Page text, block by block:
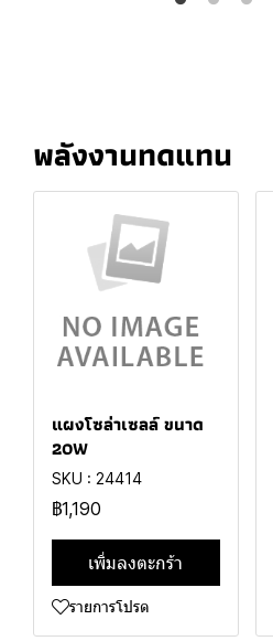
พลังงานทดแทน
แผงโซล่าเซลล์ ขนาด
20W
SKU : 24414
฿1,190
เพิ่มลงตะกร้า
รายการโปรด